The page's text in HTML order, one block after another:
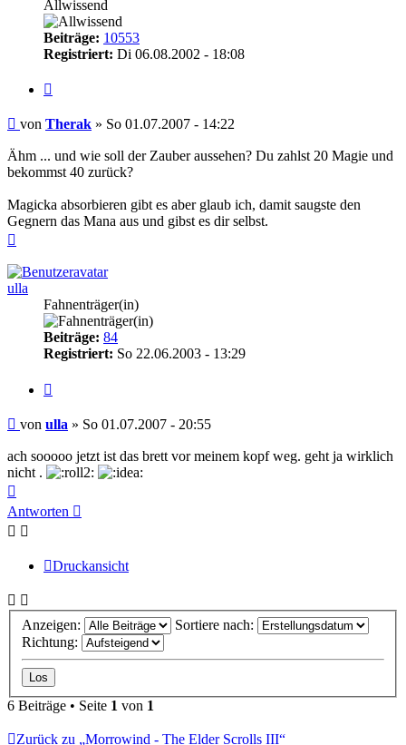
Allwissend
Beiträge: 10553
Registriert: Di 06.08.2002 - 18:08
Beitrag
von Therak » So 01.07.2007 - 14:22
Ähm ... und wie soll der Zauber aussehen? Du zahlst 20 Magie und
bekommst 40 zurück?
Magicka absorbieren gibt es aber glaub ich, damit saugste den
Gegnern das Mana aus und gibst es dir selbst.
ulla
Fahnenträger(in)
Beiträge: 84
Registriert: So 22.06.2003 - 13:29
Beitrag
von ulla » So 01.07.2007 - 20:55
ach sooooo jetzt ist das brett vor meinem kopf weg. geht ja wirklich
nicht .
oben
Antworten
Druckansicht
Anzeigen:
Sortiere nach:
Richtung:
6 Beiträge • Seite 1 von 1
Zurück zu „Morrowind - The Elder Scrolls III“